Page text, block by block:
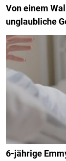
Von einem
unglaubliche
6-jährige